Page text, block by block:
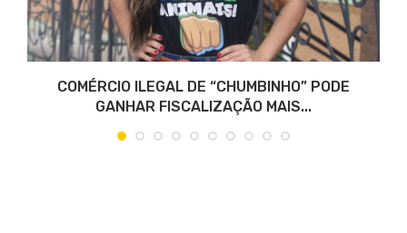
COMÉRCIO ILEGAL DE “CHUMBINHO” PODE
GANHAR FISCALIZAÇÃO MAIS...